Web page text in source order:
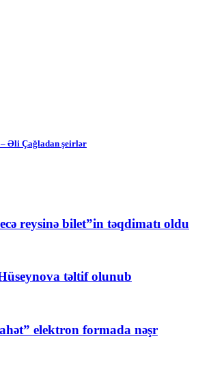
– Əli Çağladan şeirlər
reysinə bilet”in təqdimatı oldu
təltif olunub
elektron formada nəşr